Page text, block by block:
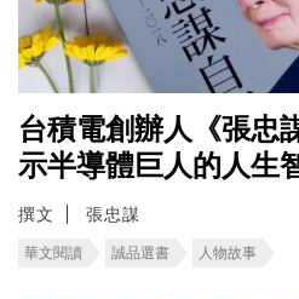
台積電創辦人《張忠
示半導體巨人的人生
撰文 張忠謀
華文閱讀 誠品選書 人物故事